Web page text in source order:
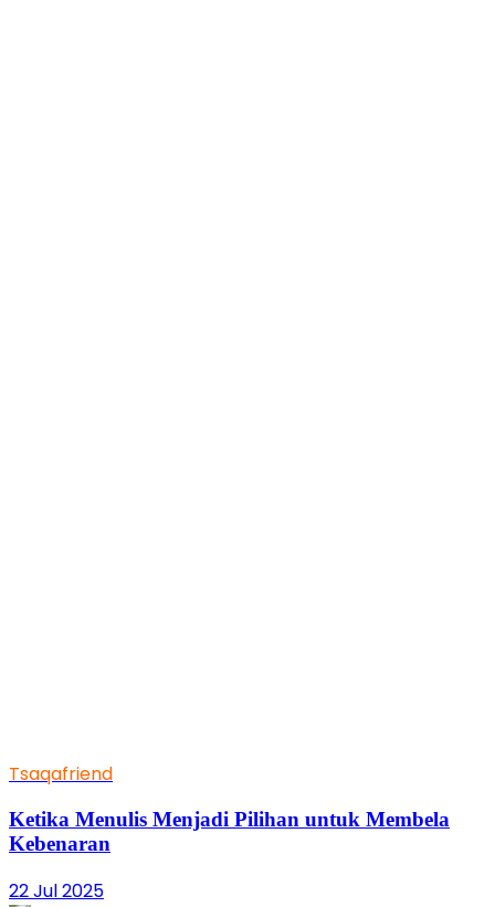
Tsaqafriend
Ketika Menulis Menjadi Pilihan untuk Membela
Kebenaran
22 Jul 2025